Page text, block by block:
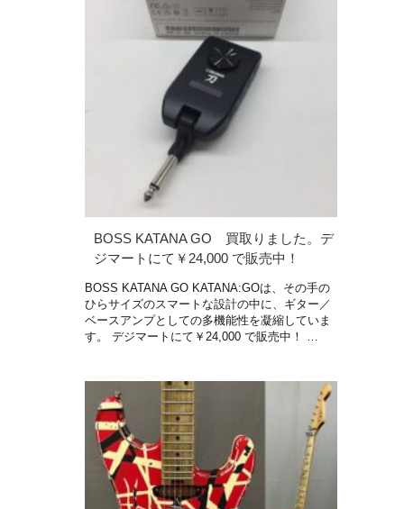
BOSS KATANA GO 買取りました。デ
ジマートにて￥24,000 で販売中！
BOSS KATANA GO KATANA:GOは、その手の
ひらサイズのスマートな設計の中に、ギター／
ベースアンプとしての多機能性を凝縮していま
す。 デジマートにて￥24,000 で販売中！ …